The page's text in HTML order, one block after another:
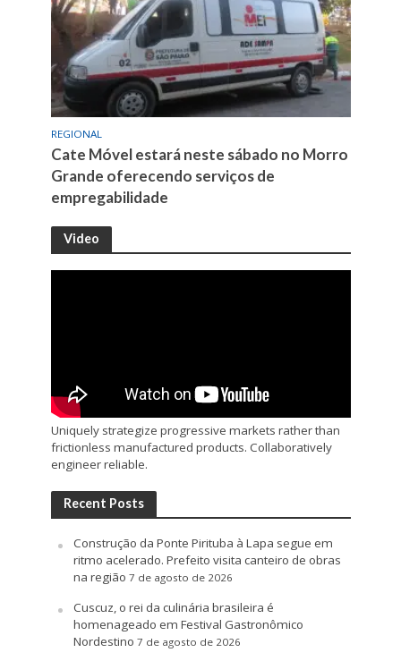
REGIONAL
Cate Móvel estará neste sábado no Morro
Grande oferecendo serviços de
empregabilidade
Video
Uniquely strategize progressive markets rather than
frictionless manufactured products. Collaboratively
engineer reliable.
Recent Posts
Construção da Ponte Pirituba à Lapa segue em
ritmo acelerado. Prefeito visita canteiro de obras
na região 7 de agosto de 2026
Cuscuz, o rei da culinária brasileira é
homenageado em Festival Gastronômico
Nordestino 7 de agosto de 2026